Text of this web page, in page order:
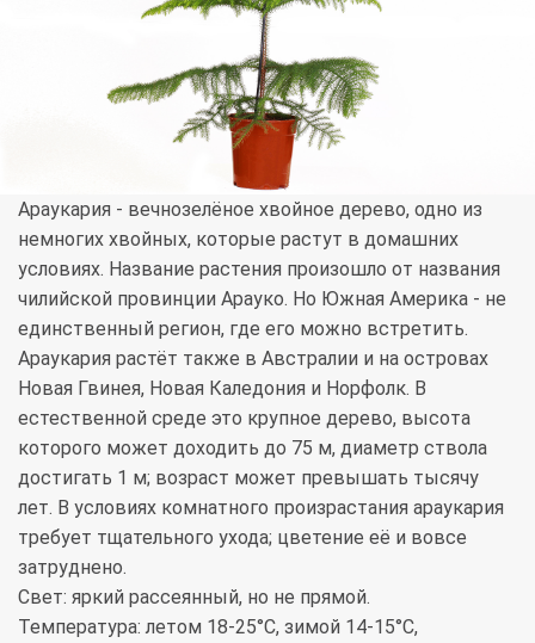
Араукария - вечнозелёное хвойное дерево, одно из
немногих хвойных, которые растут в домашних
условиях. Название растения произошло от названия
чилийской провинции Арауко. Но Южная Америка - не
единственный регион, где его можно встретить.
Араукария растёт также в Австралии и на островах
Новая Гвинея, Новая Каледония и Норфолк. В
естественной среде это крупное дерево, высота
которого может доходить до 75 м, диаметр ствола
достигать 1 м; возраст может превышать тысячу
лет. В условиях комнатного произрастания араукария
требует тщательного ухода; цветение её и вовсе
затруднено.
Свет: яркий рассеянный, но не прямой.
Температура: летом 18-25°С, зимой 14-15°С,